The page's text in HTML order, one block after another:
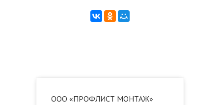
ООО «ПРОФЛИСТ МОНТАЖ»